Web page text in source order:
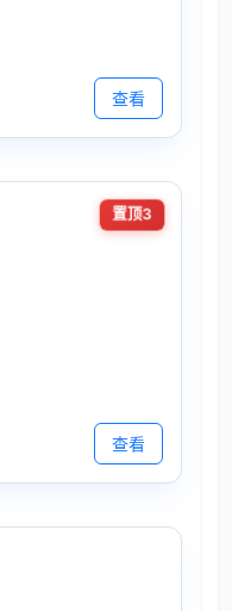
查看
置顶3
查看